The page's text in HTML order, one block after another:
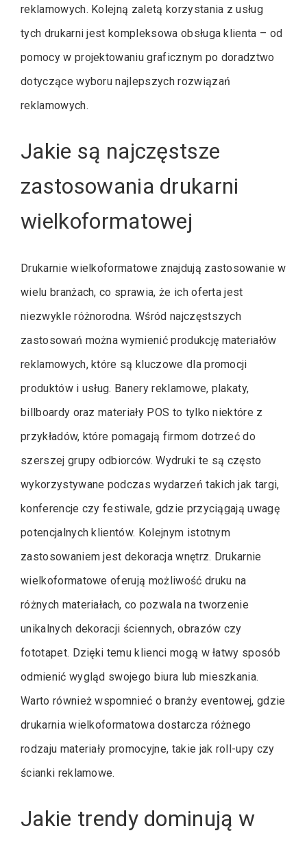
reklamowych. Kolejną zaletą korzystania z usług
tych drukarni jest kompleksowa obsługa klienta – od
pomocy w projektowaniu graficznym po doradztwo
dotyczące wyboru najlepszych rozwiązań
reklamowych.
Jakie są najczęstsze
zastosowania drukarni
wielkoformatowej
Drukarnie wielkoformatowe znajdują zastosowanie w
wielu branżach, co sprawia, że ich oferta jest
niezwykle różnorodna. Wśród najczęstszych
zastosowań można wymienić produkcję materiałów
reklamowych, które są kluczowe dla promocji
produktów i usług. Banery reklamowe, plakaty,
billboardy oraz materiały POS to tylko niektóre z
przykładów, które pomagają firmom dotrzeć do
szerszej grupy odbiorców. Wydruki te są często
wykorzystywane podczas wydarzeń takich jak targi,
konferencje czy festiwale, gdzie przyciągają uwagę
potencjalnych klientów. Kolejnym istotnym
zastosowaniem jest dekoracja wnętrz. Drukarnie
wielkoformatowe oferują możliwość druku na
różnych materiałach, co pozwala na tworzenie
unikalnych dekoracji ściennych, obrazów czy
fototapet. Dzięki temu klienci mogą w łatwy sposób
odmienić wygląd swojego biura lub mieszkania.
Warto również wspomnieć o branży eventowej, gdzie
drukarnia wielkoformatowa dostarcza różnego
rodzaju materiały promocyjne, takie jak roll-upy czy
ścianki reklamowe.
Jakie trendy dominują w